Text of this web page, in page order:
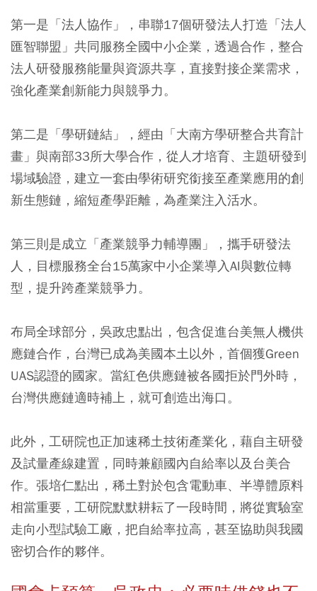
第一是「法人協作」，串聯17個研發法人打造「法人
匯智聯盟」共同服務全國中小企業，透過合作，整合
法人研發服務能量與資源共享，直接對接企業需求，
強化產業創新能力與競爭力。
第二是「學研鏈結」，經由「大南方學研整合共育計
畫」與南部33所大學合作，從人才培育、主題研發到
場域驗證，建立一套由學術研究銜接至產業應用的創
新生態鏈，縮短產學距離，為產業注入活水。
第三則是成立「產業競爭力輔導團」，攜手研發法
人，目標服務全台15萬家中小企業導入AI與數位轉
型，提升跨產業競爭力。
布局全球部分，吳政忠點出，包含促進台美無人機供
應鏈合作，台灣已成為美國本土以外，首個獲Green
UAS認證的國家。當紅色供應鏈被各國拒於門外時，
台灣供應鏈適時補上，就可創造出海口。
此外，工研院也正加速稀土技術產業化，藉自主研發
及試量產線建置，同時兼顧國內自給率以及台美合
作。張培仁點出，稀土對於包含電動車、半導體原料
相當重要，工研院默默耕耘了一段時間，將從實驗室
走向小型試驗工廠，把自給率拉高，甚至協助與我國
密切合作的夥伴。